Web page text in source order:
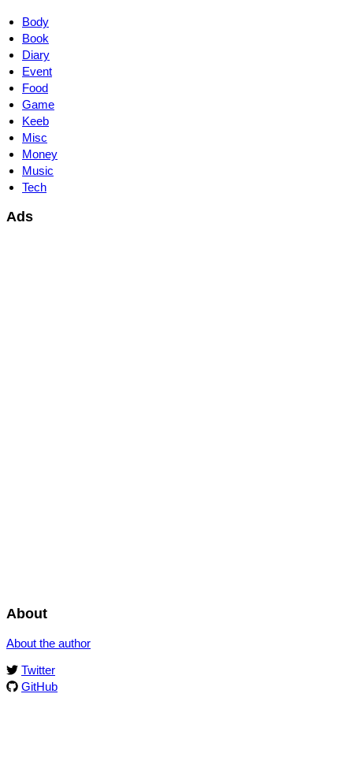
Body
Book
Diary
Event
Food
Game
Keeb
Misc
Money
Music
Tech
Ads
About
About the author
Twitter
GitHub